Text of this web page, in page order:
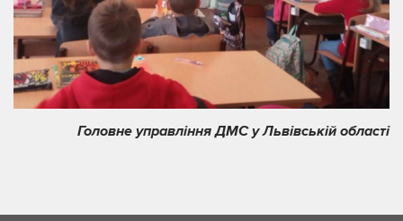
Головне управління ДМС у Львівській області